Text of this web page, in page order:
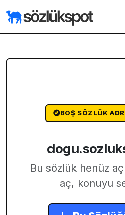
BOŞ SÖZLÜK
Bu sözlük henüz
aç, konuyu